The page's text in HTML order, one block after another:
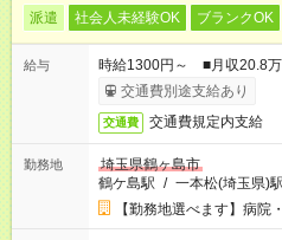
派遣 社会人未経験OK ブランクOK
給与
時給1300円～ ■月収20.8万
交通費別途支給あり
交通費 交通費規定内支給
勤務地
埼玉県鶴ヶ島市
鶴ケ島駅 / 一本松(埼玉県)駅
【勤務地選べます】病院